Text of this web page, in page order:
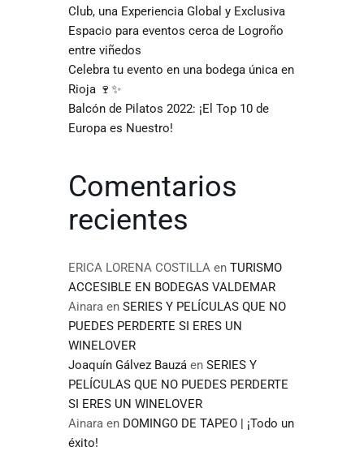
Club, una Experiencia Global y Exclusiva
Espacio para eventos cerca de Logroño
entre viñedos
Celebra tu evento en una bodega única en
Rioja 🍷✨
Balcón de Pilatos 2022: ¡El Top 10 de
Europa es Nuestro!
Comentarios
recientes
ERICA LORENA COSTILLA en TURISMO
ACCESIBLE EN BODEGAS VALDEMAR
Ainara en SERIES Y PELÍCULAS QUE NO
PUEDES PERDERTE SI ERES UN
WINELOVER
Joaquín Gálvez Bauzá en SERIES Y
PELÍCULAS QUE NO PUEDES PERDERTE
SI ERES UN WINELOVER
Ainara en DOMINGO DE TAPEO | ¡Todo un
éxito!